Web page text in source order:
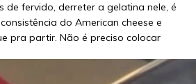
de fervido, derreter a gelatina nele, é
do American cheese e
pra partir. Não é preciso colocar